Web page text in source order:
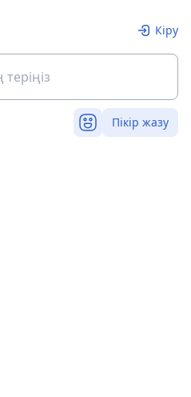
Кіру
Пікір жазу